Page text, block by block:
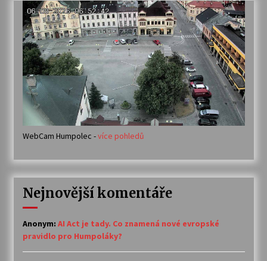
WebCam Humpolec -více pohledů
Nejnovější komentáře
Anonym: AI Act je tady. Co znamená nové evropské
pravidlo pro Humpoláky?